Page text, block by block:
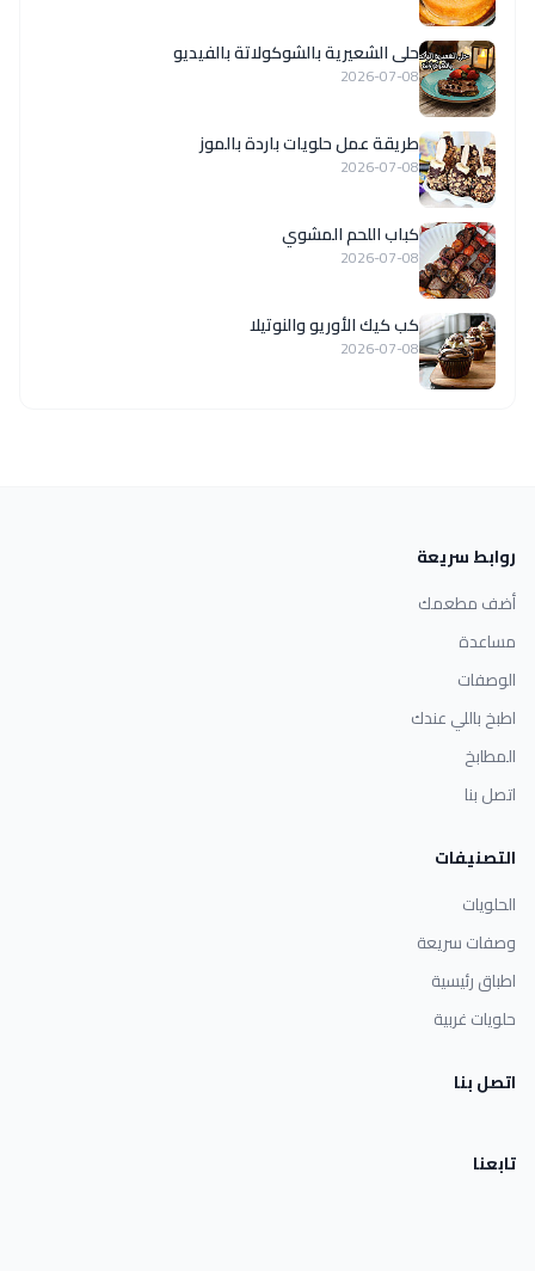
حلى الشعيرية بالشوكولاتة بالفيديو
2026-07-08
طريقة عمل حلويات باردة بالموز
2026-07-08
كباب اللحم المشوي
2026-07-08
كب كيك الأوريو والنوتيلا
2026-07-08
روابط سريعة
أضف مطعمك
مساعدة
الوصفات
اطبخ باللي عندك
المطابخ
اتصل بنا
التصنيفات
الحلويات
وصفات سريعة
اطباق رئيسية
حلويات غربية
اتصل بنا
تابعنا